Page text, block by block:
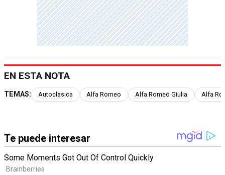
EN ESTA NOTA
TEMAS: Autoclasica Alfa Romeo Alfa Romeo Giulia Alfa